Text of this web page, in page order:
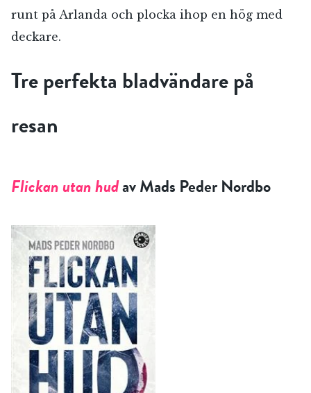
runt på Arlanda och plocka ihop en hög med
deckare.
Tre perfekta bladvändare på
resan
Flickan utan hudav Mads Peder Nordbo